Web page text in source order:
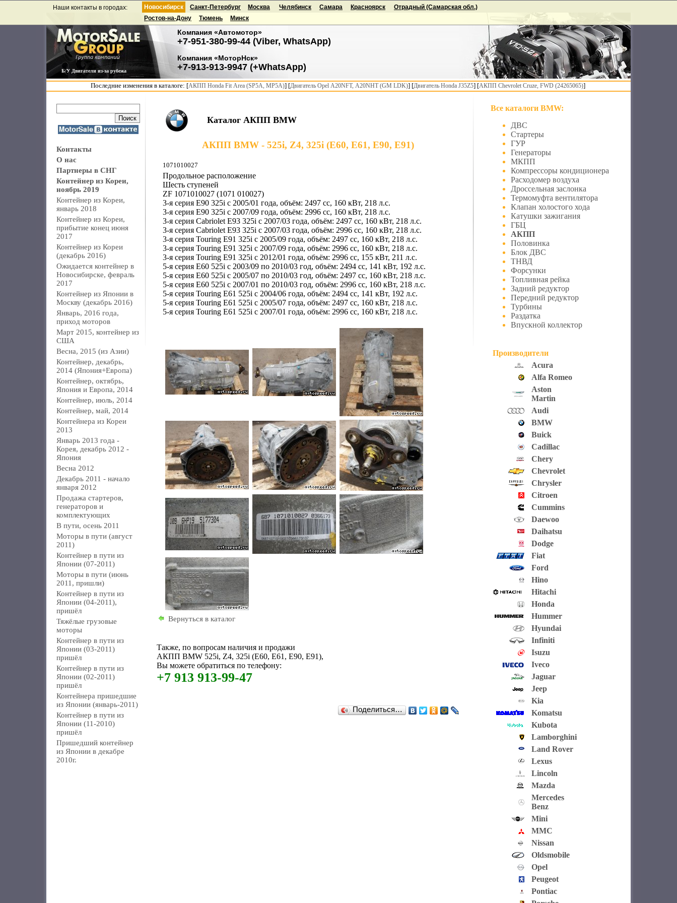
Б/У Двигатели из-за рубежа
Наши контакты в городах: Новосибирск
Компания «Автомотор»
+7-951-380-99-44 (Viber, WhatsApp)
Компания «МоторНск»
+7-913-913-9947 (+WhatsApp)
Санкт-Петербург Москва Челябинск Самара Красноярск
Отрадный (Самарская обл.)
Ростов-на-Дону
Тюмень Минск
Последние изменения в каталоге: [АКПП Honda Fit Area (SP5A, MP5A)] [Двигатель Opel A20NFT, A20NHT (GM LDK)] [Двигатель Honda J35Z5] [АКПП Chevrolet Cruze, FWD (24265065)]
Контакты
О нас
Партнеры в СНГ
Контейнер из Кореи,
ноябрь 2019
Контейнер из Кореи,
январь 2018
Контейнер из Кореи,
прибытие конец июня
2017
Контейнер из Кореи
(декабрь 2016)
Ожидается контейнер в
Новосибирске, февраль
2017
Контейнер из Японии в
Москву (декабрь 2016)
Январь, 2016 года,
приход моторов
Март 2015, контейнер из
США
Весна, 2015 (из Азии)
Контейнер, декабрь,
2014 (Япония+Европа)
Контейнер, октябрь,
Япония и Европа, 2014
Контейнер, июль, 2014
Контейнер, май, 2014
Контейнера из Кореи
2013
Январь 2013 года -
Корея, декабрь 2012 -
Япония
Весна 2012
Декабрь 2011 - начало
января 2012
Продажа стартеров,
генераторов и
комплектующих
В пути, осень 2011
Моторы в пути (август
2011)
Контейнер в пути из
Японии (07-2011)
Моторы в пути (июнь
2011, пришли)
Контейнер в пути из
Японии (04-2011),
пришёл
Тяжёлые грузовые
моторы
Контейнер в пути из
Японии (03-2011)
пришёл
Контейнер в пути из
Японии (02-2011)
пришёл
Контейнера пришедшие
из Японии (январь-2011)
Контейнер в пути из
Японии (11-2010)
пришёл
Пришедший контейнер
из Японии в декабре
2010г.
Каталог АКПП BMW
АКПП BMW - 525i, Z4, 325i (E60, E61, E90, E91)
1071010027
Продольное расположение
Шесть ступеней
ZF 1071010027 (1071 010027)
3-я серия E90 325i с 2005/01 года, объём: 2497 сс, 160 кВт, 218 л.с.
3-я серия E90 325i с 2007/09 года, объём: 2996 сс, 160 кВт, 218 л.с.
3-я серия Cabriolet E93 325i с 2007/03 года, объём: 2497 сс, 160 кВт, 218 л.с.
3-я серия Cabriolet E93 325i с 2007/03 года, объём: 2996 сс, 160 кВт, 218 л.с.
3-я серия Touring E91 325i с 2005/09 года, объём: 2497 сс, 160 кВт, 218 л.с.
3-я серия Touring E91 325i с 2007/09 года, объём: 2996 сс, 160 кВт, 218 л.с.
3-я серия Touring E91 325i с 2012/01 года, объём: 2996 сс, 155 кВт, 211 л.с.
5-я серия E60 525i с 2003/09 по 2010/03 год, объём: 2494 сс, 141 кВт, 192 л.с.
5-я серия E60 525i с 2005/07 по 2010/03 год, объём: 2497 сс, 160 кВт, 218 л.с.
5-я серия E60 525i с 2007/01 по 2010/03 год, объём: 2996 сс, 160 кВт, 218 л.с.
5-я серия Touring E61 525i с 2004/06 года, объём: 2494 сс, 141 кВт, 192 л.с.
5-я серия Touring E61 525i с 2005/07 года, объём: 2497 сс, 160 кВт, 218 л.с.
5-я серия Touring E61 525i с 2007/01 года, объём: 2996 сс, 160 кВт, 218 л.с.
Вернуться в каталог
Также, по вопросам наличия и продажи
АКПП BMW 525i, Z4, 325i (E60, E61, E90, E91),
Вы можете обратиться по телефону:
+7 913 913-99-47
Поделиться…
Все каталоги BMW:
ДВС
Стартеры
ГУР
Генераторы
МКПП
Компрессоры кондиционера
Расходомер воздуха
Дроссельная заслонка
Термомуфта вентилятора
Клапан холостого хода
Катушки зажигания
ГБЦ
АКПП
Половинка
Блок ДВС
ТНВД
Форсунки
Топливная рейка
Задний редуктор
Передний редуктор
Турбины
Раздатка
Впускной коллектор
Производители
Acura
Alfa Romeo
Aston
Martin
Audi
BMW
Buick
Cadillac
Chery
Chevrolet
Chrysler
Citroen
Cummins
Daewoo
Daihatsu
Dodge
Fiat
Ford
Hino
Hitachi
Honda
Hummer
Hyundai
Infiniti
Isuzu
Iveco
Jaguar
Jeep
Kia
Komatsu
Kubota
Lamborghini
Land Rover
Lexus
Lincoln
Mazda
Mercedes
Benz
Mini
MMC
Nissan
Oldsmobile
Opel
Peugeot
Pontiac